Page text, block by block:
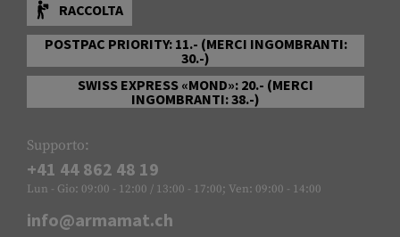
RACCOLTA
POSTPAC PRIORITY: 11.- (MERCI INGOMBRANTI:
30.-)
SWISS EXPRESS «MOND»: 20.- (MERCI
INGOMBRANTI: 38.-)
Supporto:
+41 44 862 48 19
Lun - Gio: 09:00 - 12:00 / 13:00 - 17:00; Ven: 09:00 - 14:00
info@armamat.ch